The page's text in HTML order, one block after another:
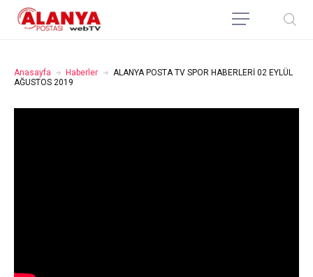
Anasayfa Haberler
ALANYA POSTA TV SPOR HABERLERİ 02 EYLÜL
AĞUSTOS 2019